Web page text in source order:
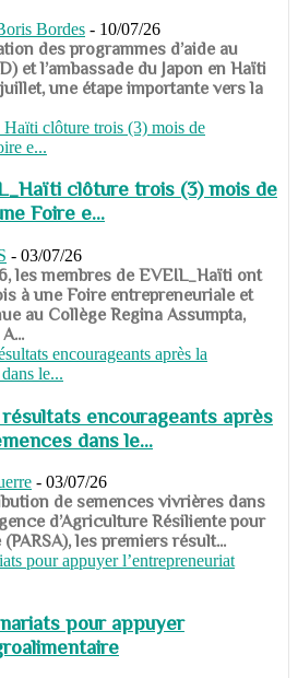
Bordes - 10/07/26
des programmes d’aide au
et l’ambassade du Japon en Haïti
une étape importante vers la
clôture trois (3) mois de
Foire e...
- 03/07/26
les membres de EVEIL_Haïti ont
à une Foire entrepreneuriale et
au Collège Regina Assumpta,
résultats encourageants après
dans le...
- 03/07/26
de semences vivrières dans
d’Agriculture Résiliente pour
les premiers résult...
pour appuyer